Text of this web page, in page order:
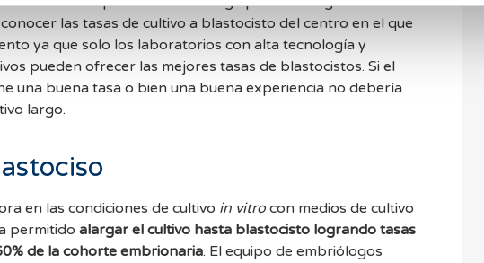
las tasas de cultivo a blastocisto del centro en el que
ya que solo los laboratorios con alta tecnología y
pueden ofrecer las mejores tasas de blastocistos. Si el
una buena tasa o bien una buena experiencia no debería
largo.
en las condiciones de cultivo in vitro con medios de cultivo
permitido alargar el cultivo hasta blastocisto logrando tasas
de la cohorte embrionaria. El equipo de embriólogos